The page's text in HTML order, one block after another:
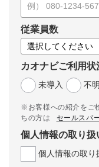
従業員数
カオナビご利用状
未導入
不明
※お客様への紹介をご
ちの方は
セールスパ
個人情報の取り扱
個人情報の取り